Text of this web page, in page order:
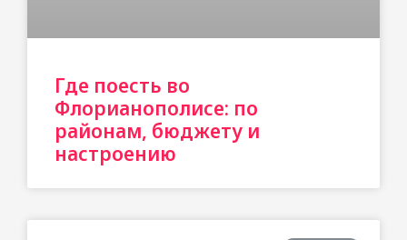
Где поесть во
Флорианополисе: по
районам, бюджету и
настроению